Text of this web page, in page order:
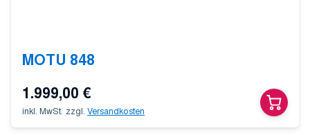
MOTU 848
1.999,00 €
inkl. MwSt. zzgl. Versandkosten